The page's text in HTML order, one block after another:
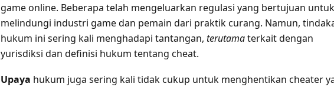
game online. Beberapa telah mengeluarkan regulasi yang bertujuan untuk
melindungi industri game dan pemain dari praktik curang. Namun,
hukum ini sering kali menghadapi tantangan, terutamaterkait dengan
yurisdiksi dan definisi hukum tentang cheat.
Upaya hukum juga sering kali tidak cukup untuk menghentikan cheater